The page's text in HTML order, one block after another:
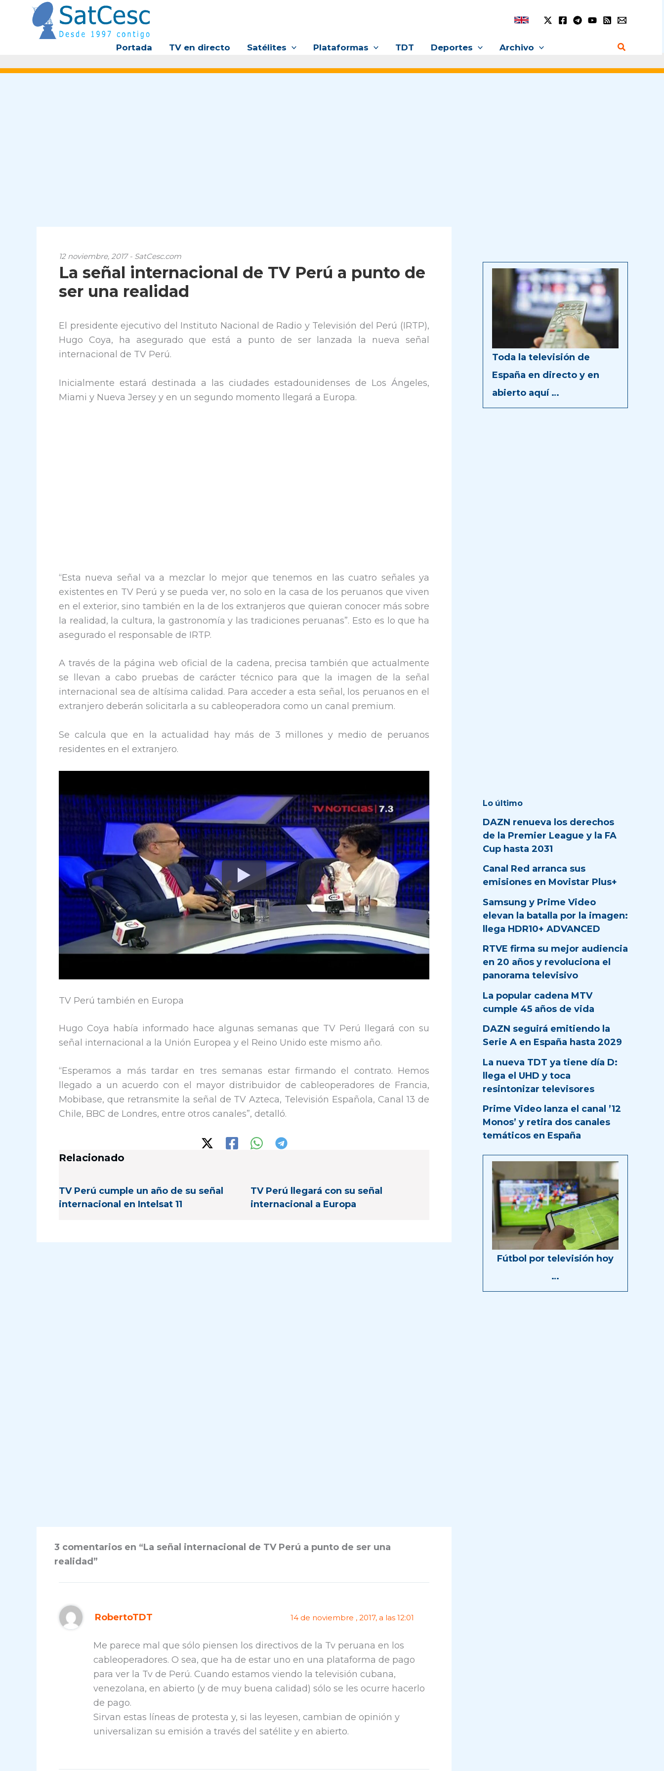
contenido
Portada TV en directo Satélites Plataformas TDT Deportes Archivo Buscar
12 noviembre, 2017 - SatCesc.com
La señal internacional de TV Perú a punto de
ser una realidad
El presidente ejecutivo del Instituto Nacional de Radio y Televisión del Perú (IRTP),
Hugo Coya, ha asegurado que está a punto de ser lanzada la nueva señal
internacional de TV Perú.
Inicialmente estará destinada a las ciudades estadounidenses de Los Ángeles,
Miami y Nueva Jersey y en un segundo momento llegará a Europa.
“Esta nueva señal va a mezclar lo mejor que tenemos en las cuatro señales ya
existentes en TV Perú y se pueda ver, no solo en la casa de los peruanos que viven
en el exterior, sino también en la de los extranjeros que quieran conocer más sobre
la realidad, la cultura, la gastronomía y las tradiciones peruanas”. Esto es lo que ha
asegurado el responsable de IRTP.
A través de la página web oficial de la cadena, precisa también que actualmente
se llevan a cabo pruebas de carácter técnico para que la imagen de la señal
internacional sea de altísima calidad. Para acceder a esta señal, los peruanos en el
extranjero deberán solicitarla a su cableoperadora como un canal premium.
Se calcula que en la actualidad hay más de 3 millones y medio de peruanos
residentes en el extranjero.
TV Perú también en Europa
Hugo Coya había informado hace algunas semanas que TV Perú llegará con su
señal internacional a la Unión Europea y el Reino Unido este mismo año.
“Esperamos a más tardar en tres semanas estar firmando el contrato. Hemos
llegado a un acuerdo con el mayor distribuidor de cableoperadores de Francia,
Mobibase, que retransmite la señal de TV Azteca, Televisión Española, Canal 13 de
Chile, BBC de Londres, entre otros canales”, detalló.
Relacionado
TV Perú cumple un año de su señal
internacional en Intelsat 11
TV Perú llegará con su señal
internacional a Europa
3 comentarios en “La señal internacional de TV Perú a punto de ser una
realidad”
RobertoTDT 14 de noviembre , 2017, a las 12:01
Me parece mal que sólo piensen los directivos de la Tv peruana en los
cableoperadores. O sea, que ha de estar uno en una plataforma de pago
para ver la Tv de Perú. Cuando estamos viendo la televisión cubana,
venezolana, en abierto (y de muy buena calidad) sólo se les ocurre hacerlo
de pago.
Sirvan estas líneas de protesta y, si las leyesen, cambian de opinión y
universalizan su emisión a través del satélite y en abierto.
Toda la televisión de
España en directo y en
abierto aquí …
Lo último
DAZN renueva los derechos
de la Premier League y la FA
Cup hasta 2031
Canal Red arranca sus
emisiones en Movistar Plus+
Samsung y Prime Video
elevan la batalla por la imagen:
llega HDR10+ ADVANCED
RTVE firma su mejor audiencia
en 20 años y revoluciona el
panorama televisivo
La popular cadena MTV
cumple 45 años de vida
DAZN seguirá emitiendo la
Serie A en España hasta 2029
La nueva TDT ya tiene día D:
llega el UHD y toca
resintonizar televisores
Prime Video lanza el canal ’12
Monos’ y retira dos canales
temáticos en España
Fútbol por televisión hoy
…